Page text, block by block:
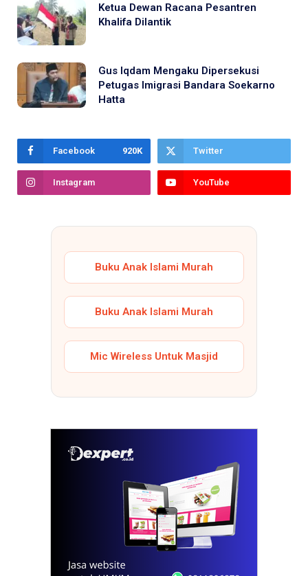
Ketua Dewan Racana Pesantren
Khalifa Dilantik
Gus Iqdam Mengaku Dipersekusi
Petugas Imigrasi Bandara Soekarno
Hatta
Facebook 920K Twitter
Instagram YouTube
Buku Anak Islami Murah
Buku Anak Islami Murah
Mic Wireless Untuk Masjid